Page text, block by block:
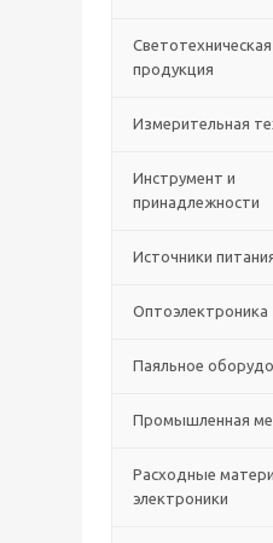
Светотехническая
продукция
Измерительная
Инструмент и
принадлежности
Источники
Оптоэлектроника
Паяльное
Промышленная
Расходные
электроники